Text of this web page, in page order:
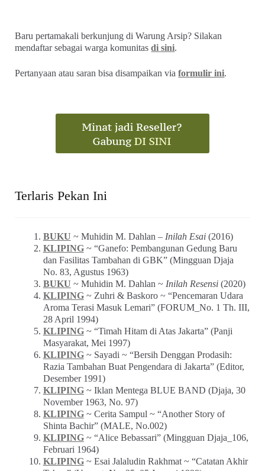
Baru pertamakali berkunjung di Warung Arsip? Silakan
mendaftar sebagai warga komunitasdi sini.
Pertanyaan atau saran bisa disampaikan viaformulir ini.
Terlaris Pekan Ini
BUKU ~ Muhidin M. Dahlan – Inilah Esai(2016)
KLIPING~ “Ganefo: Pembangunan Gedung Baru
dan Fasilitas Tambahan di GBK” (Mingguan Djaja
No. 83, Agustus 1963)
BUKU ~ Muhidin M. Dahlan ~ Inilah Resensi(2020)
KLIPING~ Zuhri & Baskoro ~ “Pencemaran Udara
Aroma Terasi Masuk Lemari” (FORUM_No. 1 Th. III,
28 April 1994)
KLIPING~ “Timah Hitam di Atas Jakarta” (Panji
Masyarakat, Mei 1997)
KLIPING~ Sayadi ~ “Bersih Denggan Prodasih:
Razia Tambahan Buat Pengendara di Jakarta” (Editor,
Desember 1991)
KLIPING~ Iklan Mentega BLUE BAND (Djaja, 30
November 1963, No. 97)
KLIPING~ Cerita Sampul ~ “Another Story of
Shinta Bachir” (MALE, No.002)
KLIPING~ “Alice Bebassari” (Mingguan Djaja_106,
Februari 1964)
KLIPING~ Esai Jalaludin Rakhmat ~ “Catatan Akhir